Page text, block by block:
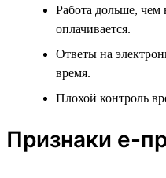
Работа дольше,
оплачивается.
Ответы на
время.
Плохой контроль
Признаки е-